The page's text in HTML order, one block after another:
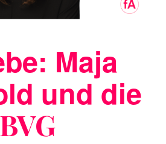
Maja
und die